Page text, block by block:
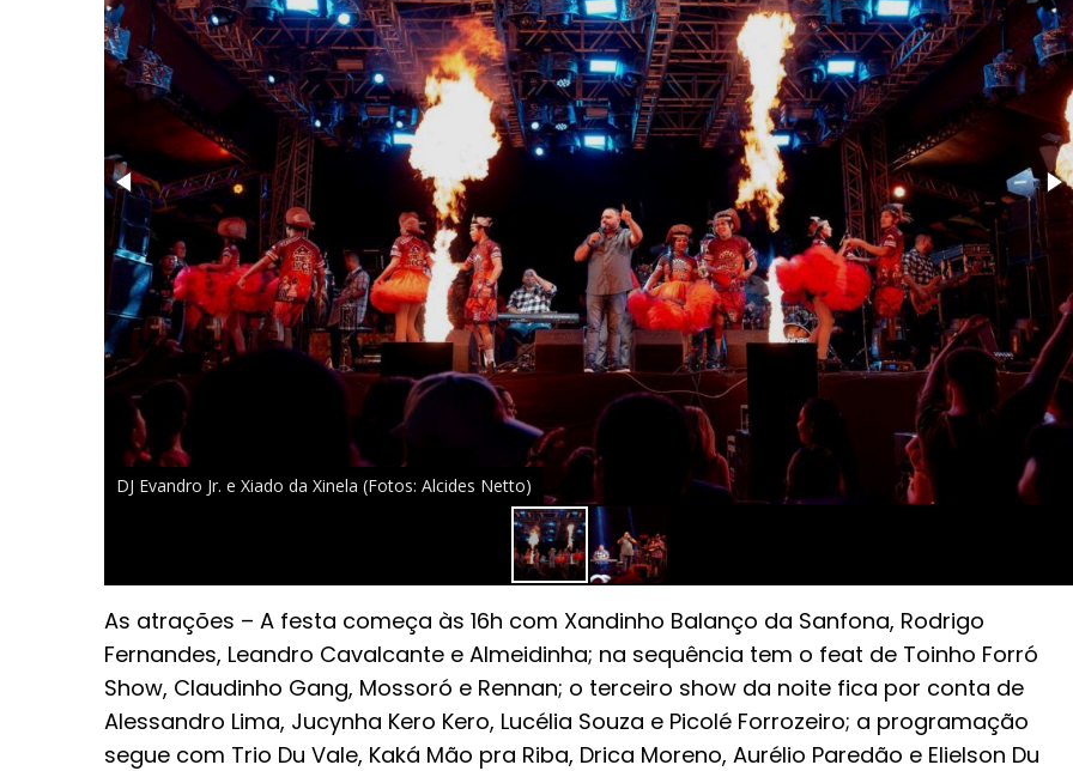
DJ Evandro Jr. e Xiado da Xinela (Fotos: Alcides Netto)
As atrações – A festa começa às 16h com Xandinho Balanço da Sanfona, Rodrigo
Fernandes, Leandro Cavalcante e Almeidinha; na sequência tem o feat de Toinho Forró
Show, Claudinho Gang, Mossoró e Rennan; o terceiro show da noite fica por conta de
Alessandro Lima, Jucynha Kero Kero, Lucélia Souza e Picolé Forrozeiro; a programação
segue com Trio Du Vale, Kaká Mão pra Riba, Drica Moreno, Aurélio Paredão e Elielson Du